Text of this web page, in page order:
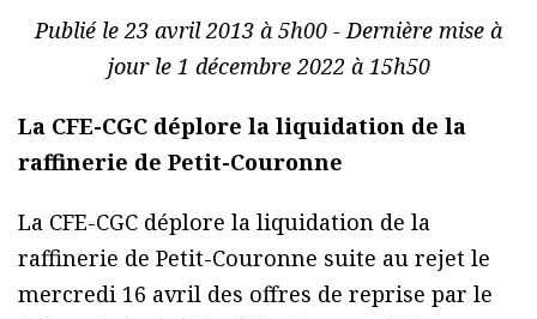
Publié le 23 avril 2013 à 5h00 - Dernière mise à
jour le 1 décembre 2022 à 15h50
La CFE-CGC déplore la liquidation de la
raffinerie de Petit-Couronne
La CFE-CGC déplore la liquidation de la
raffinerie de Petit-Couronne suite au rejet le
mercredi 16 avril des offres de reprise par le